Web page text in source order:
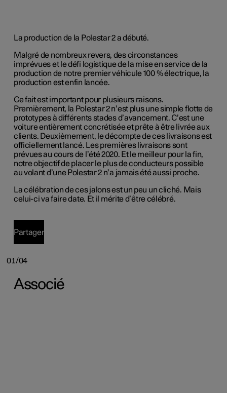
01/04
La production de la Polestar 2 a débuté.
Malgré de nombreux revers, des circonstances
imprévues et le défi logistique de la mise en service de la
production de notre premier véhicule 100 % électrique, la
production est enfin lancée.
Ce fait est important pour plusieurs raisons.
Premièrement, la Polestar 2 n’est plus une simple flotte de
prototypes à différents stades d’avancement. C’est une
voiture entièrement concrétisée et prête à être livrée aux
clients. Deuxièmement, le décompte de ces livraisons est
officiellement lancé. Les premières livraisons sont
prévues au cours de l’été 2020. Et le meilleur pour la fin,
notre objectif de placer le plus de conducteurs possible
au volant d’une Polestar 2 n’a jamais été aussi proche.
La célébration de ces jalons est un peu un cliché. Mais
celui-ci va faire date. Et il mérite d’être célébré.
Partager
Associé